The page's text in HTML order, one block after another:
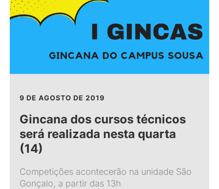
9 DE AGOSTO DE 2019
Gincana dos cursos técnicos
será realizada nesta quarta
(14)
Competições acontecerão na unidade São
Gonçalo, a partir das 13h